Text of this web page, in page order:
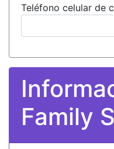
Teléfono celular de
Family